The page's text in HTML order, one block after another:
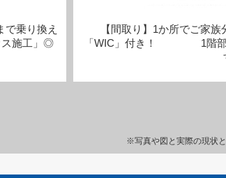
で乗り換え
施工」◎
【間取り】1か所でご家
「WIC」付き！ 1階部分
※写真や図と実際の現状